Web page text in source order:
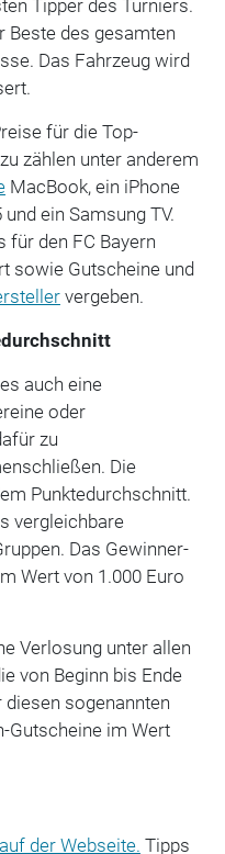
Tipper des Turniers.
Beste des gesamten
Das Fahrzeug wird
für die Top-
zählen unter anderem
MacBook, ein iPhone
ein Samsung TV.
für den FC Bayern
sowie Gutscheine und
vergeben.
auch eine
oder
zu
Die
Punktedurchschnitt.
vergleichbare
Das Gewinner-
Wert von 1.000 Euro
Verlosung unter allen
von Beginn bis Ende
sogenannten
Gutscheine im Wert
der Webseite. Tipps